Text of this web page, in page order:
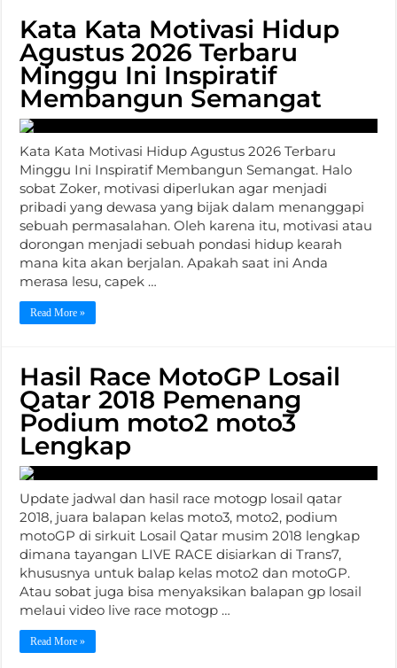
Kata Kata Motivasi Hidup
Agustus 2026 Terbaru
Minggu Ini Inspiratif
Membangun Semangat
Kata Kata Motivasi Hidup Agustus 2026 Terbaru
Minggu Ini Inspiratif Membangun Semangat. Halo
sobat Zoker, motivasi diperlukan agar menjadi
pribadi yang dewasa yang bijak dalam menanggapi
sebuah permasalahan. Oleh karena itu, motivasi atau
dorongan menjadi sebuah pondasi hidup kearah
mana kita akan berjalan. Apakah saat ini Anda
merasa lesu, capek …
Read More »
Hasil Race MotoGP Losail
Qatar 2018 Pemenang
Podium moto2 moto3
Lengkap
Update jadwal dan hasil race motogp losail qatar
2018, juara balapan kelas moto3, moto2, podium
motoGP di sirkuit Losail Qatar musim 2018 lengkap
dimana tayangan LIVE RACE disiarkan di Trans7,
khususnya untuk balap kelas moto2 dan motoGP.
Atau sobat juga bisa menyaksikan balapan gp losail
melaui video live race motogp …
Read More »